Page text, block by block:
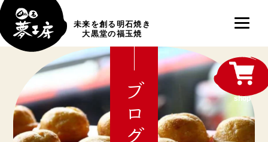
未来を創る明石焼き
大黒堂の福玉焼
ブログ shop